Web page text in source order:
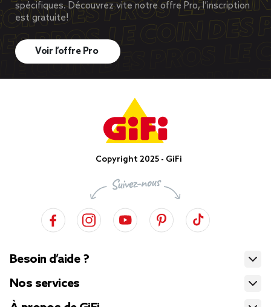
spécifiques. Découvrez vite notre offre Pro, l’inscription
est gratuite!
Voir l’offre Pro
Copyright 2025 - GiFi
Besoin d’aide ?
Nos services